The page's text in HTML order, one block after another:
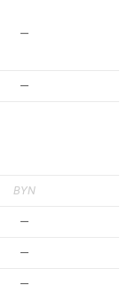
—
—
BYN
—
—
—